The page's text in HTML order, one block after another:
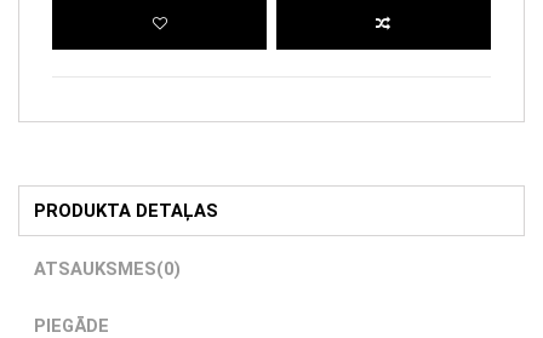
PRODUKTA DETAĻAS
ATSAUKSMES(0)
PIEGĀDE